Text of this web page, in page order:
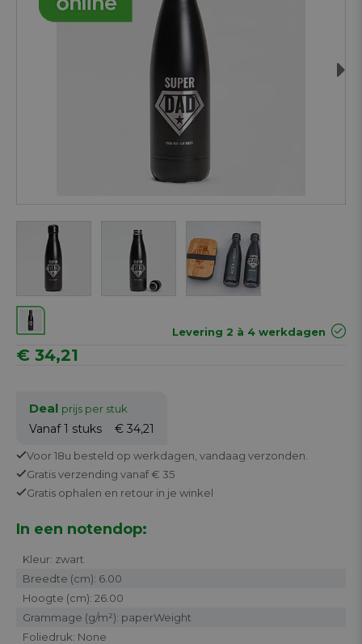
Levering 2 à 4 werkdagen
€ 34,21
Deal prijs per stuk
Vanaf 1 stuks € 34,21
Voor 18u besteld op werkdagen, vandaag verzonden.
Gratisverzending vanaf € 35
Gratis ophalen en retour in je winkel
In een notendop:
Kleur: zwart
Breedte (cm): 6.00
Hoogte (cm): 26.00
Grammage (g/m²): paperWeight
Foliedruk: None